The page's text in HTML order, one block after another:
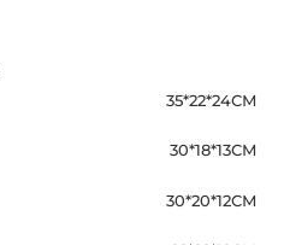
35*22*24СМ
30*18*13СМ
30*20*12СМ